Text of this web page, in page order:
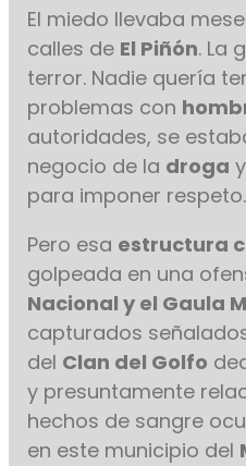
El miedo llevaba
calles de El Piñón. La
terror. Nadie quería
problemas con
autoridades, se
negocio de la droga
para imponer respeto.
Pero esa estructura
golpeada en una
Nacional y el Gaula
capturados
del Clan del Golfo
y presuntamente
hechos de sangre
en este municipio del